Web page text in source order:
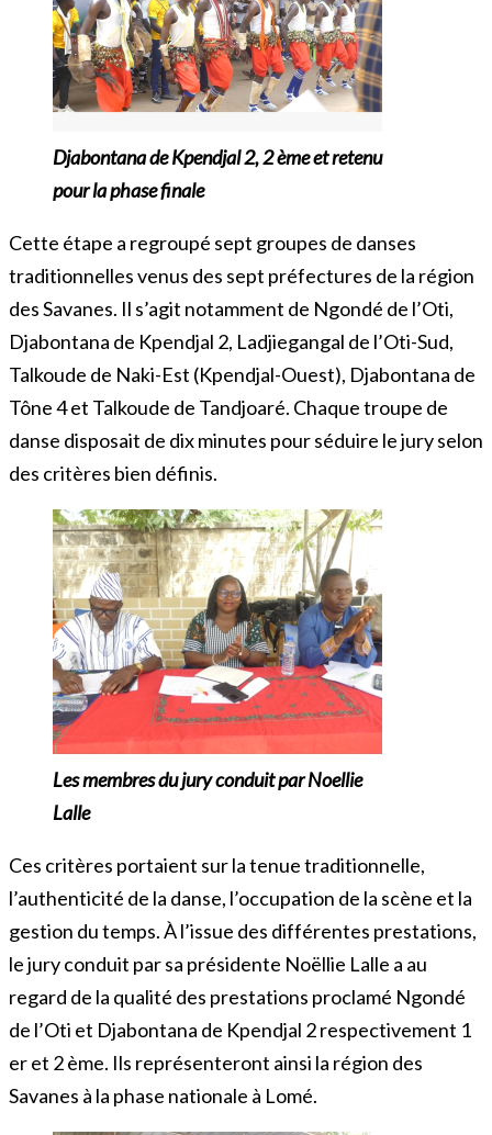
Djabontana de Kpendjal 2, 2 ème et retenu
pour la phase finale
Cette étape a regroupé sept groupes de danses
traditionnelles venus des sept préfectures de la région
des Savanes. Il s’agit notamment de Ngondé de l’Oti,
Djabontana de Kpendjal 2, Ladjiegangal de l’Oti-Sud,
Talkoude de Naki-Est (Kpendjal-Ouest), Djabontana de
Tône 4 et Talkoude de Tandjoaré. Chaque troupe de
danse disposait de dix minutes pour séduire le jury selon
des critères bien définis.
Les membres du jury conduit par Noellie
Lalle
Ces critères portaient sur la tenue traditionnelle,
l’authenticité de la danse, l’occupation de la scène et la
gestion du temps. À l’issue des différentes prestations,
le jury conduit par sa présidente Noëllie Lalle a au
regard de la qualité des prestations proclamé Ngondé
de l’Oti et Djabontana de Kpendjal 2 respectivement 1
er et 2 ème. Ils représenteront ainsi la région des
Savanes à la phase nationale à Lomé.